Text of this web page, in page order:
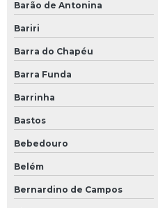
Barão de Antonina
Bariri
Barra do Chapéu
Barra Funda
Barrinha
Bastos
Bebedouro
Belém
Bernardino de Campos